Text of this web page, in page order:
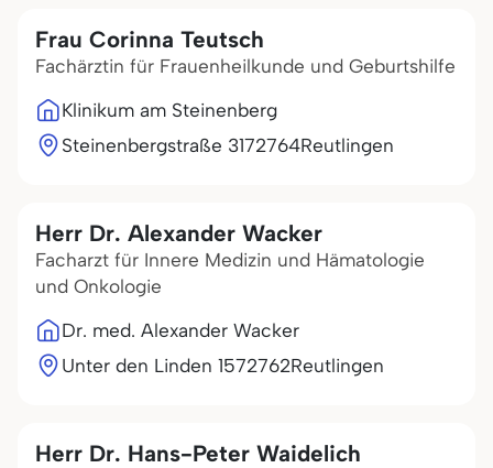
Frau Corinna Teutsch
Fachärztin für Frauenheilkunde und Geburtshilfe
Klinikum am Steinenberg
Steinenbergstraße 3172764Reutlingen
Herr Dr. Alexander Wacker
Facharzt für Innere Medizin und Hämatologie
und Onkologie
Dr. med. Alexander Wacker
Unter den Linden 1572762Reutlingen
Herr Dr. Hans-Peter Waidelich